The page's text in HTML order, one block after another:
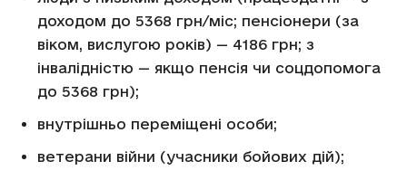
доходом до 5368 грн/міс; пенсіонери (за
віком, вислугою років) — 4186 грн; з
інвалідністю — якщо пенсія чи соцдопомога
до 5368 грн);
внутрішньо переміщені особи;
ветерани війни (учасники бойових дій);